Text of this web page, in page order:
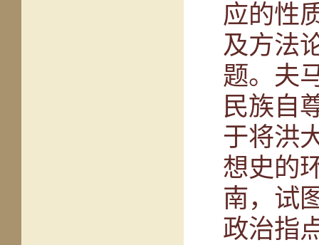
应的性
及方法
题。 夫
民族自
于将洪
想史的
南，试
政治指